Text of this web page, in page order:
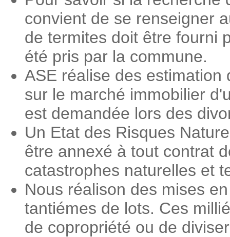
convient de se renseigner
de termites doit être fourni
été pris par la commune.
ASE réalise des
sur le marché immobilier
est demandée lors des
Un Etat des Risques
être annexé à tout contrat
catastrophes naturelles et
Nous réalison des mises
tantiémes de lots. Ces
de copropriété ou de